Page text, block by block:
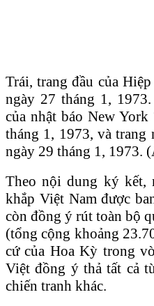
Trái, trang đầu của
ngày 27 tháng 1,
của nhật báo New
tháng 1, 1973, và trang
ngày 29 tháng 1, 1973.
Theo nội dung ký kết,
khắp Việt Nam được
còn đồng ý rút toàn bộ
(tổng cộng khoảng
cứ của Hoa Kỳ trong
Việt đồng ý thả tất cả
chiến tranh khác.